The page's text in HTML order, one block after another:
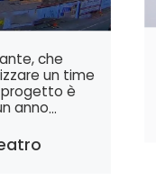
che
un time
progetto è
anno